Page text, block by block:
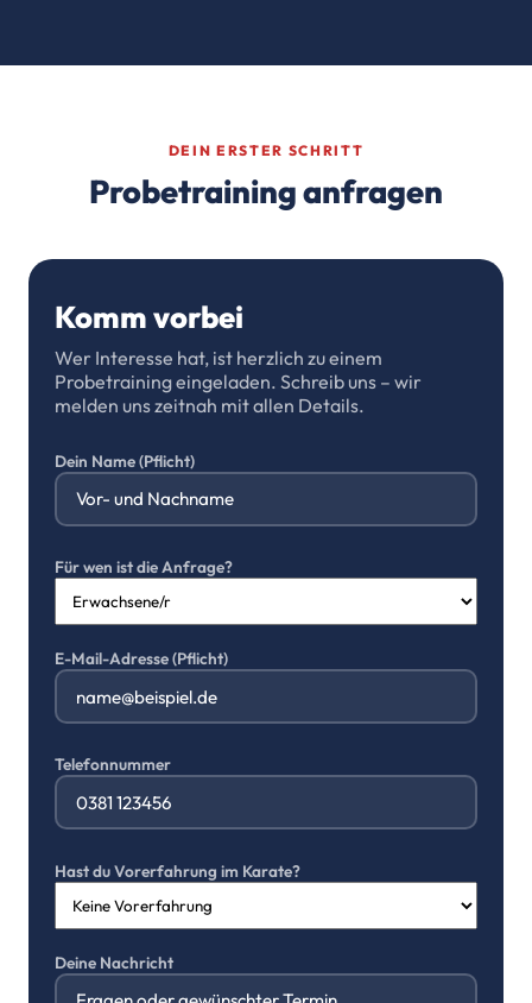
DEIN ERSTER SCHRITT
Probetraining anfragen
Komm vorbei
Wer Interesse hat, ist herzlich zu einem
Probetraining eingeladen. Schreib uns – wir
melden uns zeitnah mit allen Details.
Dein Name (Pflicht)
Für wen ist die Anfrage?
E-Mail-Adresse (Pflicht)
Telefonnummer
Hast du Vorerfahrung im Karate?
Deine Nachricht